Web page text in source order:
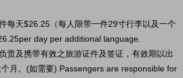
每天$26.25（每人限带一件29寸行李以及一个
day per additional language.
责及携带有效之旅游证件及签证，有效期以出
月。(如需要) Passengers are responsible for